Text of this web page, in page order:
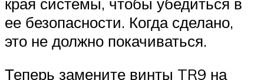
ее безопасности. Когда сделано,
это не должно покачиваться.
Теперь замените винты TR9 на